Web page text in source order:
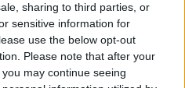
sharing to third parties, or
sensitive information for
use the below opt-out
Please note that after your
may continue seeing
breccia su quel
si era chiuso sul
ancora propenso a
si muova solo sulla
Ma non mi